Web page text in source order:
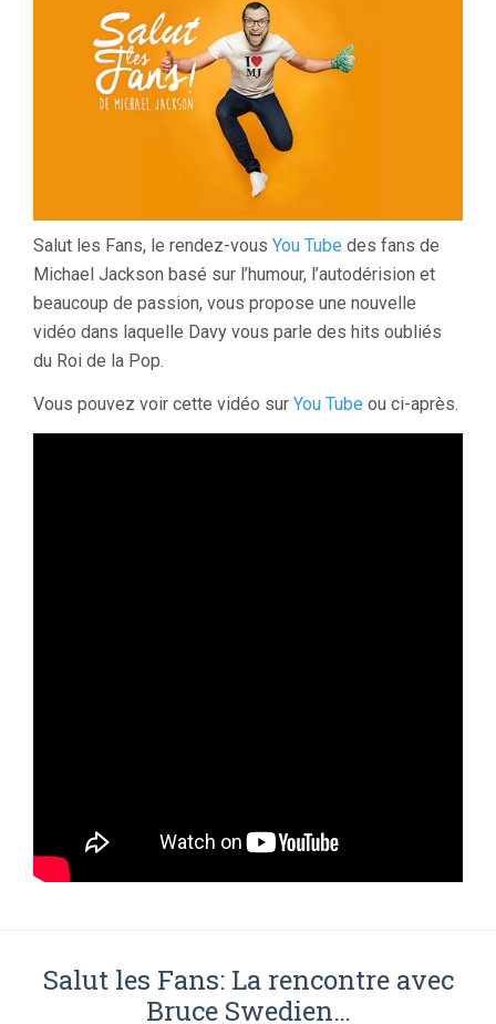
Salut les Fans, le rendez-vous You Tube des fans de
Michael Jackson basé sur l’humour, l’autodérision et
beaucoup de passion, vous propose une nouvelle
vidéo dans laquelle Davy vous parle des hits oubliés
du Roi de la Pop.
Vous pouvez voir cette vidéo sur You Tube ou ci-après.
Salut les Fans: La rencontre avec
Bruce Swedien…